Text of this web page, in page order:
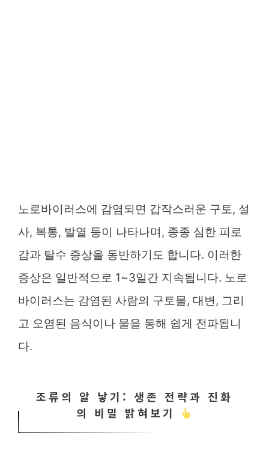
노로바이러스에 감염되면 갑작스러운 구토, 설
사, 복통, 발열 등이 나타나며, 종종 심한 피로
감과 탈수 증상을 동반하기도 합니다. 이러한
증상은 일반적으로 1~3일간 지속됩니다. 노로
바이러스는 감염된 사람의 구토물, 대변, 그리
고 오염된 음식이나 물을 통해 쉽게 전파됩니
다.
조류의 알 낳기: 생존 전략과 진화
의 비밀 밝혀보기